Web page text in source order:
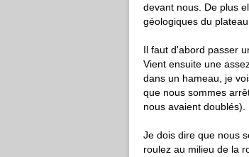
devant nous. De plus
géologiques du
Il faut d'abord passer
Vient ensuite une
dans un hameau, je
que nous sommes
nous avaient doublés).
Je dois dire que nous
roulez au milieu de la